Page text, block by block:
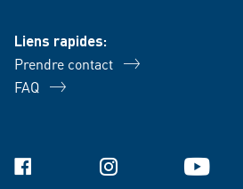
Liens rapides:
Prendre contact
FAQ
Facebook Instagram YouTube